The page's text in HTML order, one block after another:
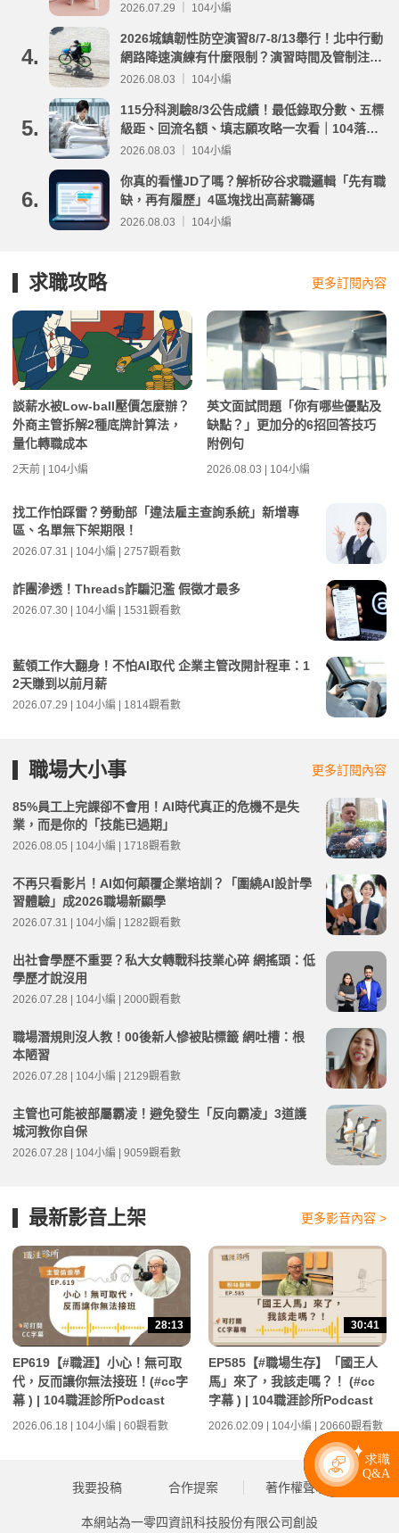
2026.07.29 ｜ 104小編
4.
2026城鎮韌性防空演習8/7-8/13舉行！北中行動
網路降速演練有什麼限制？演習時間及管制注意
事項整理
2026.08.03 ｜ 104小編
5.
115分科測驗8/3公告成績！最低錄取分數、五標
級距、回流名額、填志願攻略一次看｜104落點
分析
2026.08.03 ｜ 104小編
6.
你真的看懂JD了嗎？解析矽谷求職邏輯「先有職
缺，再有履歷」4區塊找出高薪籌碼
2026.08.03 ｜ 104小編
求職攻略 更多訂閱內容
談薪水被Low-ball壓價怎麼辦？
外商主管拆解2種底牌計算法，
量化轉職成本
2天前 | 104小編
英文面試問題「你有哪些優點及
缺點？」更加分的6招回答技巧
附例句
2026.08.03 | 104小編
找工作怕踩雷？勞動部「違法雇主查詢系統」新增專
區、名單無下架期限！
2026.07.31 | 104小編 | 2757觀看數
詐團滲透！Threads詐騙氾濫 假徵才最多
2026.07.30 | 104小編 | 1531觀看數
藍領工作大翻身！不怕AI取代 企業主管改開計程車：1
2天賺到以前月薪
2026.07.29 | 104小編 | 1814觀看數
職場大小事 更多訂閱內容
85%員工上完課卻不會用！AI時代真正的危機不是失
業，而是你的「技能已過期」
2026.08.05 | 104小編 | 1718觀看數
不再只看影片！AI如何顛覆企業培訓？「圍繞AI設計學
習體驗」成2026職場新顯學
2026.07.31 | 104小編 | 1282觀看數
出社會學歷不重要？私大女轉戰科技業心碎 網搖頭：低
學歷才說沒用
2026.07.28 | 104小編 | 2000觀看數
職場潛規則沒人教！00後新人慘被貼標籤 網吐槽：根
本陋習
2026.07.28 | 104小編 | 2129觀看數
主管也可能被部屬霸凌！避免發生「反向霸凌」3道護
城河教你自保
2026.07.28 | 104小編 | 9059觀看數
最新影音上架 更多影音內容 >
28:13
EP619【#職涯】小心！無可取
代，反而讓你無法接班！(#cc字
幕 ) | 104職涯診所Podcast
2026.06.18 | 104小編 | 60觀看數
30:41
EP585【#職場生存】「國王人
馬」來了，我該走嗎？！ (#cc
字幕 ) | 104職涯診所Podcast
2026.02.09 | 104小編 | 20660觀看數
我要投稿 合作提案 著作權聲明
本網站為一零四資訊科技股份有限公司創設